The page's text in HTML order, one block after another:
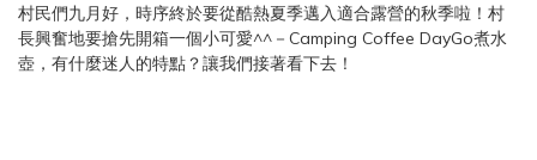
村民們九月好，時序終於要從酷熱夏季邁入適合露營的秋季啦！村
長興奮地要搶先開箱一個小可愛^^－Camping Coffee DayGo煮水
壺，有什麼迷人的特點？讓我們接著看下去！